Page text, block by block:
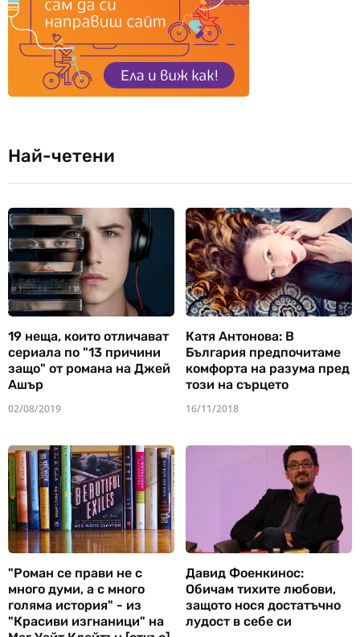
Най-четени
19 неща, които отличават
сериала по "13 причини
защо" от романа на Джей
Ашър
02/08/2019
Катя Антонова: В
България предпочитаме
комфорта на разума пред
този на сърцето
16/11/2018
"Роман се прави не с
много думи, а с много
голяма история" - из
"Красиви изгнаници" на
Давид Фоенкинос:
Обичам тихите любови,
защото нося достатъчно
лудост в себе си